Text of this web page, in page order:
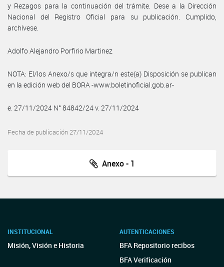
y Rezagos para la continuación del trámite. Dese a la Dirección
Nacional del Registro Oficial para su publicación. Cumplido,
archívese.
Adolfo Alejandro Porfirio Martinez
NOTA: El/los Anexo/s que integra/n este(a) Disposición se publican
en la edición web del BORA -www.boletinoficial.gob.ar-
e. 27/11/2024 N° 84842/24 v. 27/11/2024
Fecha de publicación 27/11/2024
Anexo - 1
INSTITUCIONAL
Misión, Visión e Historia
AUTENTICACIONES
BFA Repositorio recibos
BFA Verificación